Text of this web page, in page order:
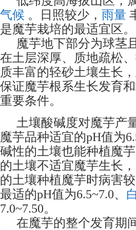
气候 。日照较少， 雨量
是魔芋栽培的最适宜区。
魔芋地下部分为球茎
在土层深厚、质地疏松
质丰富的轻砂土壤生长
保证魔芋根系生长发育
重要条件。
土壤酸碱度对魔芋产
魔芋品种适宜的pH值为
碱性的土壤也能种植魔
的土壤不适宜魔芋生长
的土壤种植魔芋时病害
最适的pH值为6.5~7.0、
7.0~7.50。
在魔芋的整个发育期